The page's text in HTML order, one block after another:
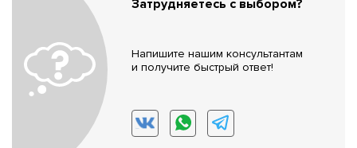
Затрудняетесь с выбором?
Напишите нашим консультантам
и получите быстрый ответ!